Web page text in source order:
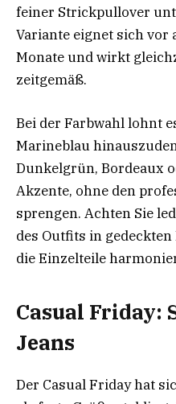
feiner Strickpullover
Variante eignet sich
Monate und wirkt
zeitgemäß.
Bei der Farbwahl lohnt
Marineblau
Dunkelgrün, Bordeaux
Akzente, ohne den
sprengen. Achten Sie
des Outfits in
die Einzelteile
Casual Friday:
Jeans
Der Casual Friday hat